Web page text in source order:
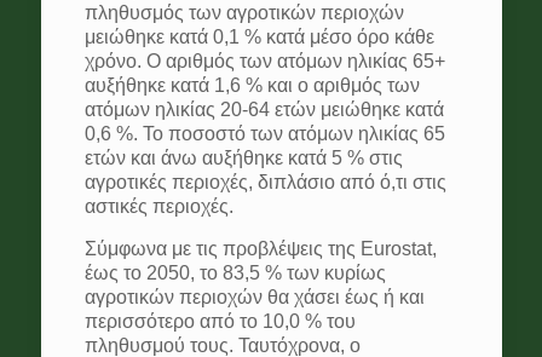
πληθυσμός των αγροτικών περιοχών
μειώθηκε κατά 0,1 % κατά μέσο όρο κάθε
χρόνο. Ο αριθμός των ατόμων ηλικίας 65+
αυξήθηκε κατά 1,6 % και ο αριθμός των
ατόμων ηλικίας 20-64 ετών μειώθηκε κατά
0,6 %. Το ποσοστό των ατόμων ηλικίας 65
ετών και άνω αυξήθηκε κατά 5 % στις
αγροτικές περιοχές, διπλάσιο από ό,τι στις
αστικές περιοχές.
Σύμφωνα με τις προβλέψεις της Eurostat,
έως το 2050, το 83,5 % των κυρίως
αγροτικών περιοχών θα χάσει έως ή και
περισσότερο από το 10,0 % του
πληθυσμού τους. Ταυτόχρονα, ο